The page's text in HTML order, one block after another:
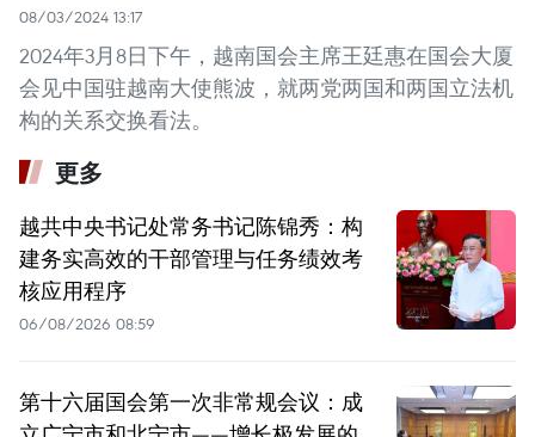
08/03/2024 13:17
2024年3月8日下午，越南国会主席王廷惠在国会大厦
会见中国驻越南大使熊波，就两党两国和两国立法机
构的关系交换看法。
更多
越共中央书记处常务书记陈锦秀：构
建务实高效的干部管理与任务绩效考
核应用程序
06/08/2026 08:59
第十六届国会第一次非常规会议：成